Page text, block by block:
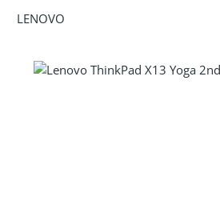
LENOVO
Bildergalerie überspringen